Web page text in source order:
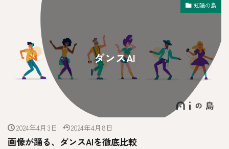
知識の島
ダンスAI
2024年4月3日 2024年4月8日
画像が踊る、ダンスAIを徹底比較